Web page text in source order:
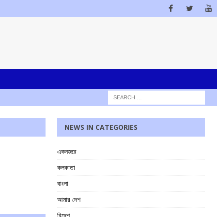
NEWS IN CATEGORIES
একনজরে
কলকাতা
বাংলা
আমার দেশ